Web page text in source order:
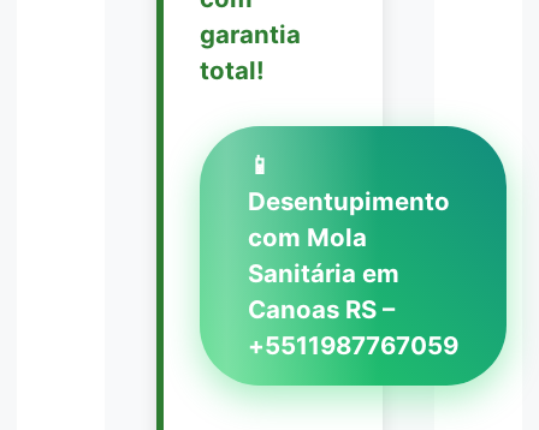
garantia
total!
📱
Desentupimento
com Mola
Sanitária em
Canoas RS –
+5511987767059